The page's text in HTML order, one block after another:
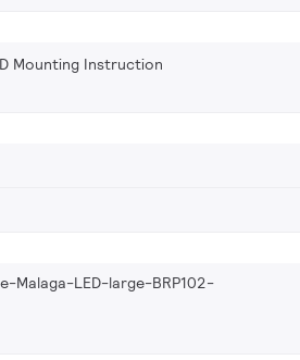
Mounting Instruction
Malaga-LED-large-BRP102-